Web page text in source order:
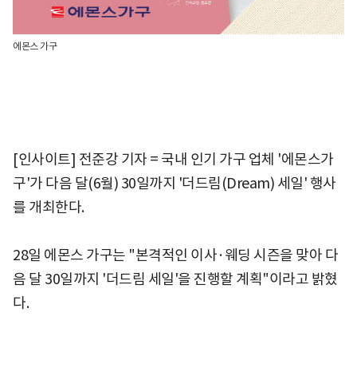
에몬스 가구
[인사이트] 전준강 기자 = 국내 인기 가구 업체 '에몬스가
구'가 다음 달(6월) 30일까지 '더드림(Dream) 세일' 행사
를 개최한다.
28일 에몬스 가구는 "본격적인 이사·웨딩 시즌을 맞아 다
음 달 30일까지 '더드림 세일'을 진행할 계획"이라고 밝혔
다.